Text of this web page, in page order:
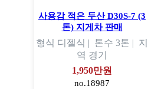
사용감 적은 두산 D30S-7 (3
톤) 지게차 판매
형식 디젤식 | 톤수 3톤 | 지
역 경기
1,950만원
no.18987